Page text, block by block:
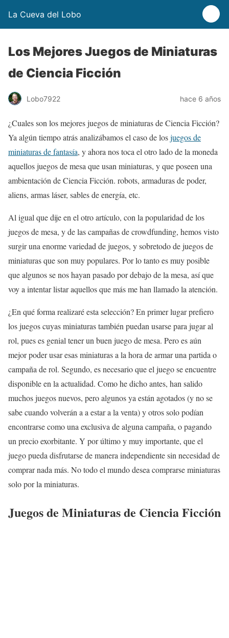
La Cueva del Lobo
Los Mejores Juegos de Miniaturas
de Ciencia Ficción
Lobo7922 hace 6 años
¿Cuales son los mejores juegos de miniaturas de Ciencia Ficción?
Ya algún tiempo atrás analizábamos el caso de losjuegos de
miniaturas de fantasía, y ahora nos toca el otro lado de la moneda
aquellos juegos de mesa que usan miniaturas, y que poseen una
ambientación de Ciencia Ficción. robots, armaduras de poder,
aliens, armas láser, sables de energía, etc.
Al igual que dije en el otro artículo, con la popularidad de los
juegos de mesa, y de las campañas de crowdfunding, hemos visto
surgir una enorme variedad de juegos, y sobretodo de juegos de
miniaturas que son muy populares. Por lo tanto es muy posible
que algunos se nos hayan pasado por debajo de la mesa, así que
voy a intentar listar aquellos que más me han llamado la atención.
¿En qué forma realizaré esta selección? En primer lugar prefiero
los juegos cuyas miniaturas también puedan usarse para jugar al
rol, pues es genial tener un buen juego de mesa. Pero es aún
mejor poder usar esas miniaturas a la hora de armar una partida o
campaña de rol. Segundo, es necesario que el juego se encuentre
disponible en la actualidad. Como he dicho antes, han salido
muchos juegos nuevos, pero algunos ya están agotados (y no se
sabe cuando volverán a a estar a la venta) y otros solo podían
encontrarse como una exclusiva de alguna campaña, o pagando
un precio exorbitante. Y por último y muy importante, que el
juego pueda disfrutarse de manera independiente sin necesidad de
comprar nada más. No todo el mundo desea comprarse miniaturas
solo por la miniaturas.
Juegos de Miniaturas de Ciencia Ficción